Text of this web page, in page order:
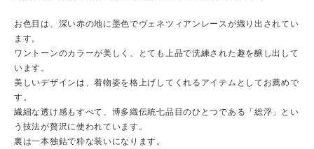
お色目は、深い赤の地に墨色でヴェネツィアンレースが織り出されてい
ます。
ワントーンのカラーが美しく、とても上品で洗練された趣を醸し出して
います。
美しいデザインは、着物姿を格上げしてくれるアイテムとしてお薦めで
す。
繊細な透け感もすべて、博多織伝統七品目のひとつである「総浮」とい
う技法が贅沢に使われています。
裏は一本独鈷で粋な装いになります。